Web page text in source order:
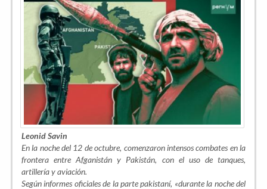
Leonid Savin
En la noche del 12 de octubre, comenzaron intensos combates en la
frontera entre Afganistán y Pakistán, con el uso de tanques,
artillería y aviación.
Según informes oficiales de la parte pakistaní, «durante la noche del